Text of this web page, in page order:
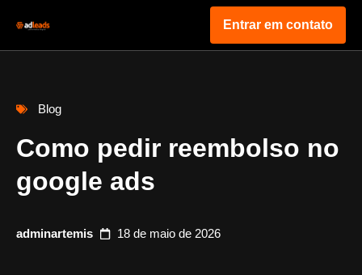
Entrar em contato
Blog
Como pedir reembolso no
google ads
adminartemis 18 de maio de 2026